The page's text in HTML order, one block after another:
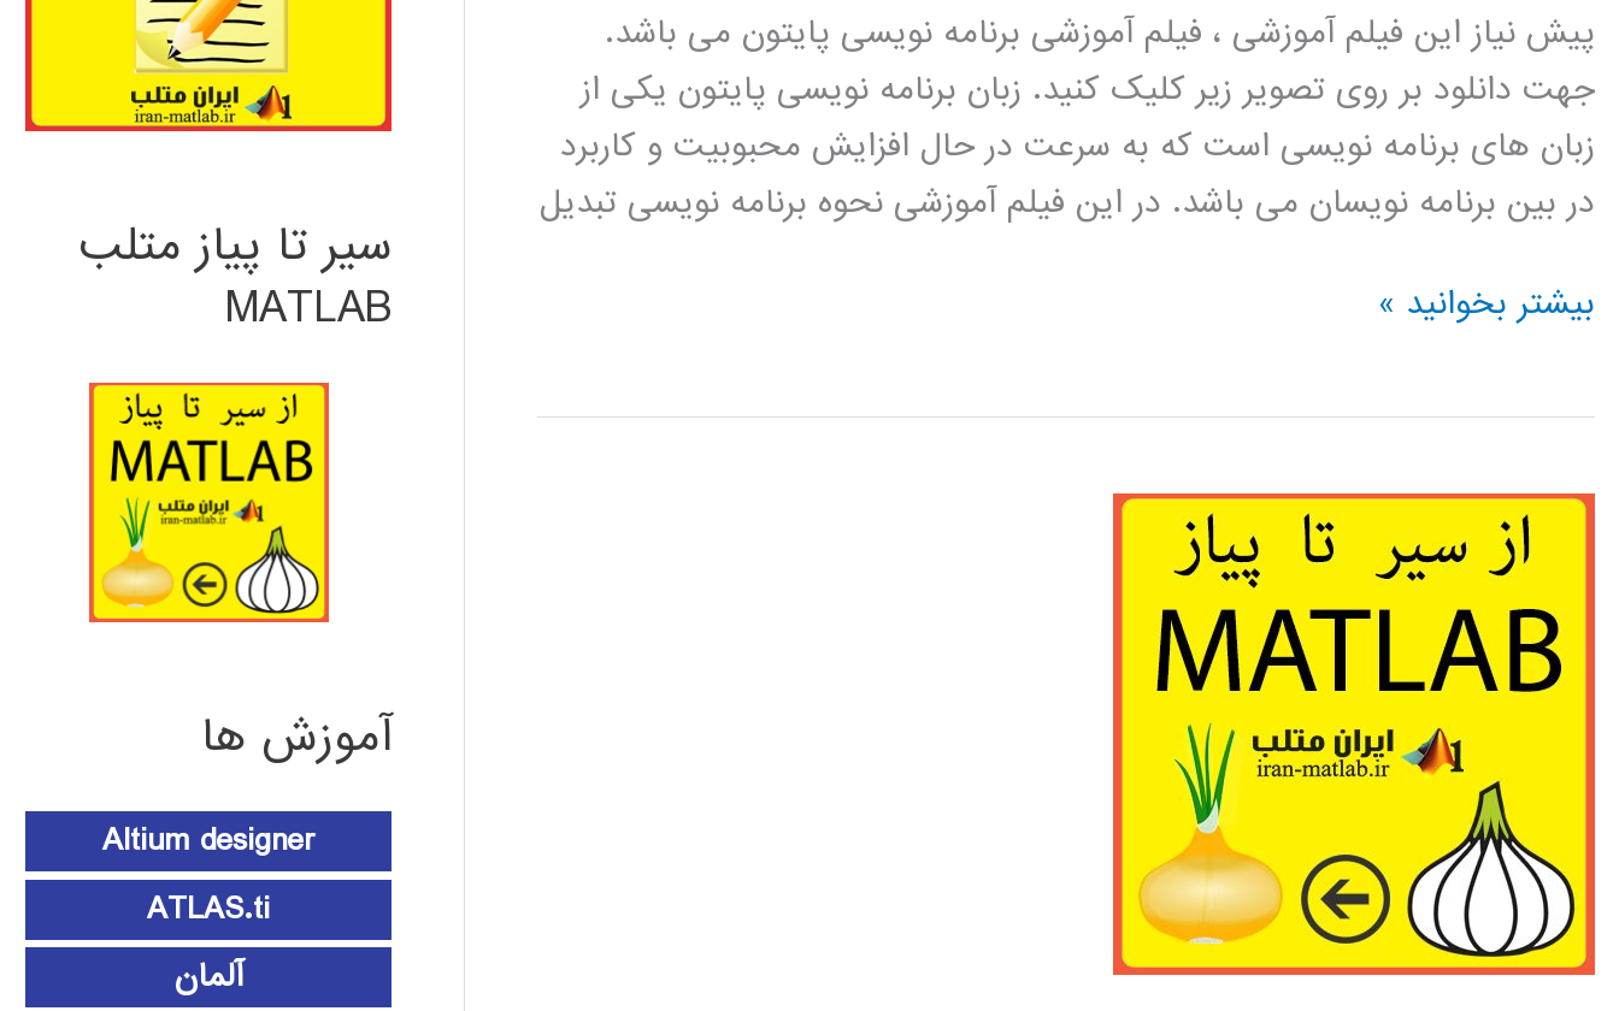
پیش نیاز این فیلم آموزشی ، فیلم آموزشی برنامه نویسی پایتون می باشد.
جهت دانلود بر روی تصویر زیر کلیک کنید. زبان برنامه نویسی پایتون یکی از
زبان های برنامه نویسی است که به سرعت در حال افزایش محبوبیت و کاربرد
در بین برنامه نویسان می باشد. در این فیلم آموزشی نحوه برنامه نویسی تبدیل
تبدیل
(wavelet
پایتون
بیشتر بخوانید »
سیر تا پیاز متلب
MATLAB
آموزش ها
Altium designer
ATLAS.ti
آلمان